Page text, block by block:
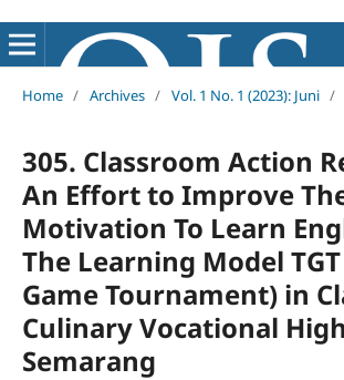
Home / Archives / Vol. 1 No. 1 (2023): Juni /
305. Classroom Action
An Effort to Improve
Motivation To Learn
The Learning Model
Game Tournament) in
Culinary Vocational
Semarang